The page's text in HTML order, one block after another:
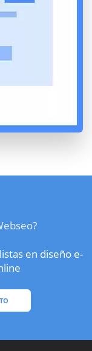
en diseño e-